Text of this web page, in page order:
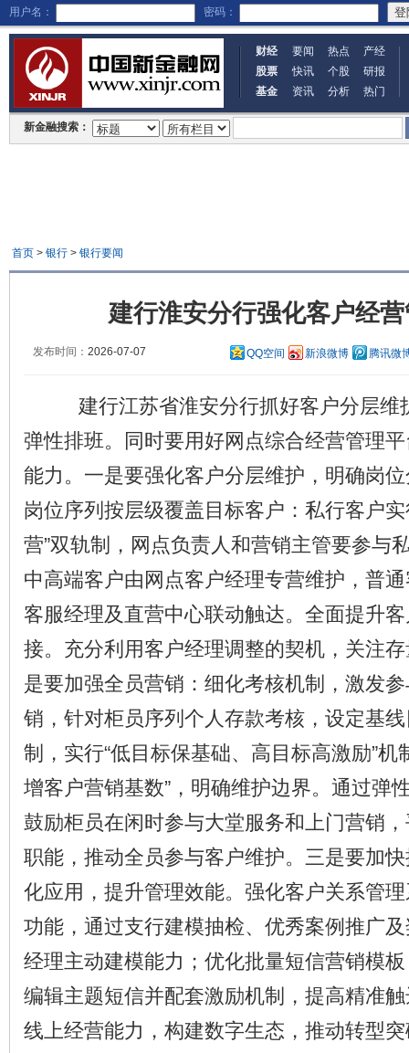
用户名： 密码：
财经 要闻 热点
产经
股票
快讯 个股
研报
基金
资讯 分析 热门
新金融搜索：
首页> 银行> 银行要闻
建行淮安分行强化客户经
发布时间： 2026-07-07 QQ空间 新浪微博 腾讯微
建行江苏省淮安分行抓好客户分层维
弹性排班。同时要用好网点综合经营管理
能力。一是要强化客户分层维护，明确岗
岗位序列按层级覆盖目标客户：私行客户
营”双轨制，网点负责人和营销主管要参与
中高端客户由网点客户经理专营维护，普
客服经理及直营中心联动触达。全面提升
接。充分利用客户经理调整的契机，关注
是要加强全员营销：细化考核机制，激发
销，针对柜员序列个人存款考核，设定基
制，实行“低目标保基础、高目标高激励”机
增客户营销基数”，明确维护边界。通过弹
鼓励柜员在闲时参与大堂服务和上门营销
职能，推动全员参与客户维护。三是要加
化应用，提升管理效能。强化客户关系管
功能，通过支行建模抽检、优秀案例推广
经理主动建模能力；优化批量短信营销模
编辑主题短信并配套激励机制，提高精准
线上经营能力，构建数字生态，推动转型